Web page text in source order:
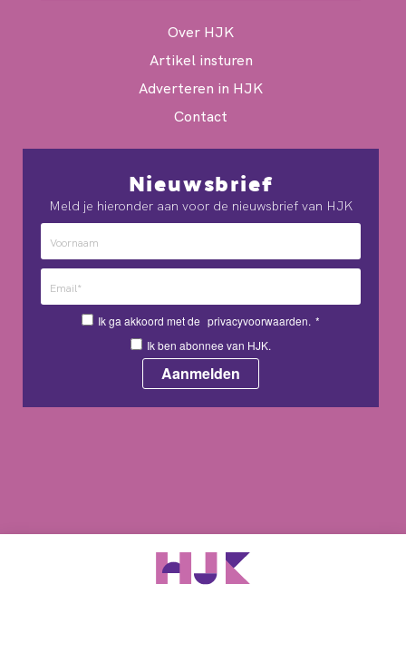
Nieuwsbrief
Meld je hieronder aan voor de nieuwsbrief van HJK
Ik ga akkoord met de privacyvoorwaarden. *
Ik ben abonnee van HJK.
Over HJK
Artikel insturen
Adverteren in HJK
Contact